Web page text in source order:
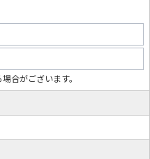
合がございます。